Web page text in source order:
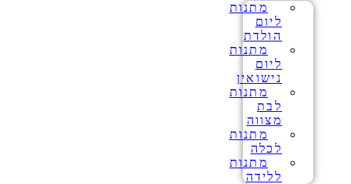
מתנות
ליום
הולדת
מתנות
ליום
נישואין
מתנות
לבת
מצווה
מתנות
לכלה
מתנות
ללידה